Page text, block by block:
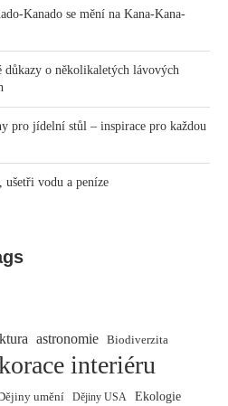
Kanado se mění na Kana-Kana-
o několikaletých lávových
pro jídelní stůl – inspirace pro každou
ušetři vodu a peníze
astronomie Biodiverzita
interiéru
umění Dějiny USA Ekologie